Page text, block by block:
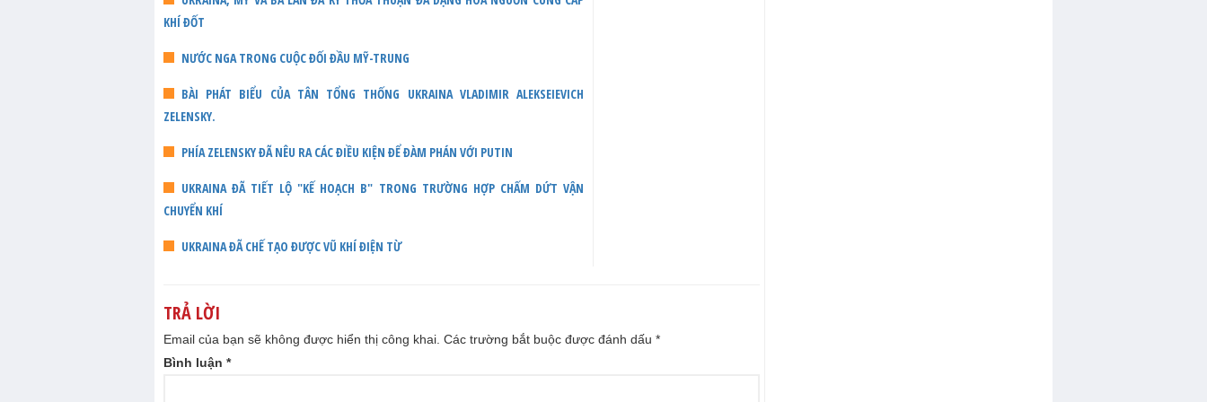
KHÍ ĐỐT
NƯỚC NGA TRONG CUỘC ĐỐI ĐẦU MỸ-TRUNG
BÀI PHÁT BIỂU CỦA TÂN TỔNG THỐNG UKRAINA VLADIMIR ALEKSEIEVICH
ZELENSKY.
PHÍA ZELENSKY ĐÃ NÊU RA CÁC ĐIỀU KIỆN ĐỂ ĐÀM PHÁN VỚI PUTIN
UKRAINA ĐÃ TIẾT LỘ "KẾ HOẠCH B" TRONG TRƯỜNG HỢP CHẤM DỨT VẬN
CHUYỂN KHÍ
UKRAINA ĐÃ CHẾ TẠO ĐƯỢC VŨ KHÍ ĐIỆN TỪ
TRẢ LỜI
Email của bạn sẽ không được hiển thị công khai. Các trường bắt buộc được đánh dấu *
Bình luận *